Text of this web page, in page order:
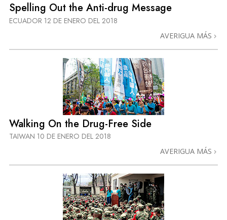
Spelling Out the Anti-drug Message
ECUADOR 12 DE ENERO DEL 2018
AVERIGUA MÁS
Walking On the Drug-Free Side
TAIWAN 10 DE ENERO DEL 2018
AVERIGUA MÁS